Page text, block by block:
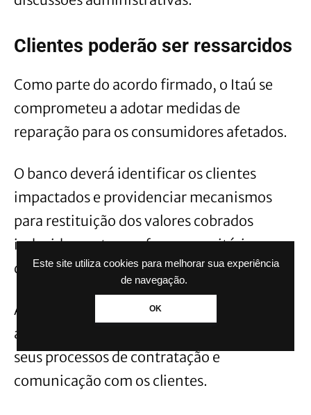
Este site utiliza cookies para melhorar sua experiência
de navegação.
OK
Clientes poderão ser ressarcidos
Como parte do acordo firmado, o Itaú se
comprometeu a adotar medidas de
reparação para os consumidores afetados.
O banco deverá identificar os clientes
impactados e providenciar mecanismos
para restituição dos valores cobrados
indevidamente, conforme os critérios
definidos pelas autoridades responsáveis.
Além disso, a instituição financeira
assumiu compromissos para aprimorar
seus processos de contratação e
comunicação com os clientes.